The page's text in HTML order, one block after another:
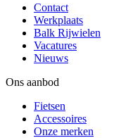
Contact
Werkplaats
Balk Rijwielen
Vacatures
Nieuws
Ons aanbod
Fietsen
Accessoires
Onze merken